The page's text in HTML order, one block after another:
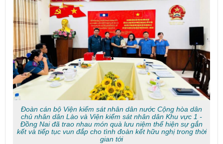
Đoàn cán bộ Viện kiểm sát nhân dân nước Cộng hòa dân
chủ nhân dân Lào và Viện kiểm sát nhân dân Khu vực 1 -
Đồng Nai đã trao nhau món quà lưu niệm thể hiện sự gắn
kết và tiếp tục vun đắp cho tình đoàn kết hữu nghị trong thời
gian tới